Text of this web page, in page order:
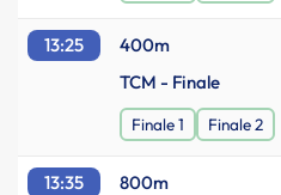
13:25 400m
TCM - Finale
Finale 1 Finale 2
13:35 800m